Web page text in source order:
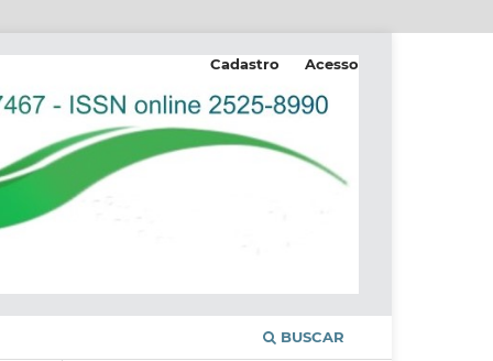
BUSCAR
Cadastro Acesso